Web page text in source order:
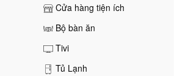
Cửa hàng tiện ích
Bộ bàn ăn
Tivi
Tủ Lạnh